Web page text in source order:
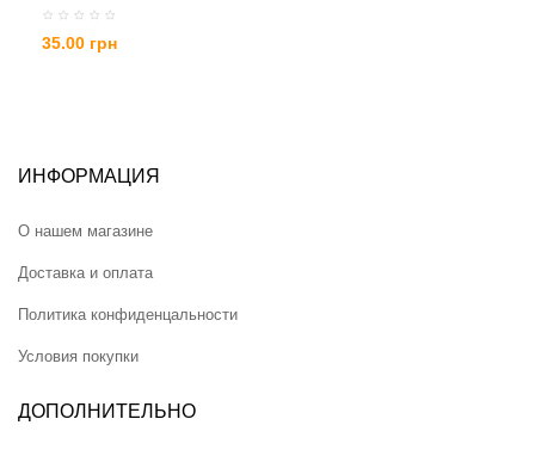
35.00 грн
ИНФОРМАЦИЯ
О нашем магазине
Доставка и оплата
Политика конфиденцальности
Условия покупки
ДОПОЛНИТЕЛЬНО